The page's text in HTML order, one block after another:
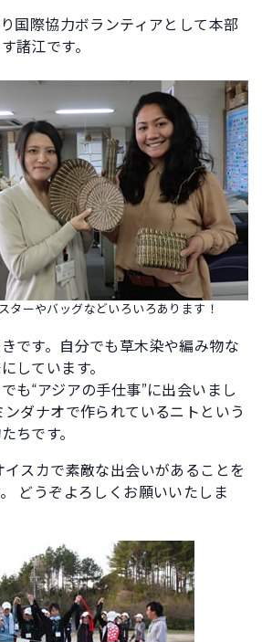
国際協力ボランティアとして本部
諸江です。
ターやバッグなどいろいろあります！
です。自分でも草木染や編み物な
しています。
も“アジアの手仕事”に出会いまし
ダナオで作られているニトという
ちです。
スカで素敵な出会いがあることを
どうぞよろしくお願いいたしま